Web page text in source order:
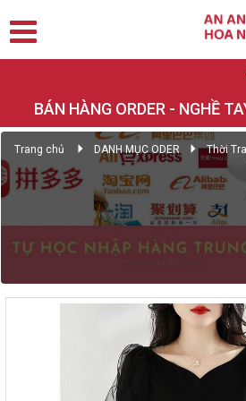
BÁN HÀNG ORDER - NGHỀ
Trang chủ DANH MỤC ODER Thời